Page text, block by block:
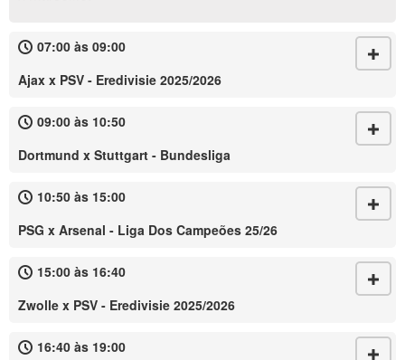
07:00 às 09:00
Ajax x PSV - Eredivisie 2025/2026
09:00 às 10:50
Dortmund x Stuttgart - Bundesliga
10:50 às 15:00
PSG x Arsenal - Liga Dos Campeões 25/26
15:00 às 16:40
Zwolle x PSV - Eredivisie 2025/2026
16:40 às 19:00